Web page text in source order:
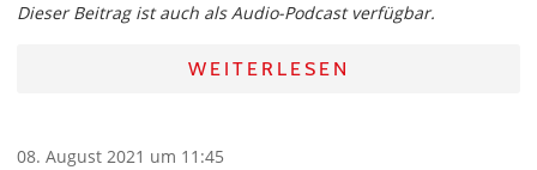
Dieser Beitrag ist auch als Audio-Podcast verfügbar.
WEITERLESEN
08. August 2021 um 11:45